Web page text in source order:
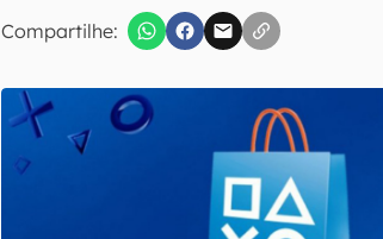
Compartilhe:
Confirmo que li, aceito e concordo com os